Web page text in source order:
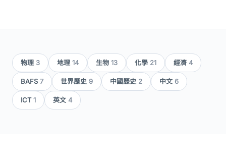
物理 3 地理 14 生物 13 化學 21 經濟 4
BAFS 7 世界歷史 9 中國歷史 2 中文 6
ICT1 英文 4